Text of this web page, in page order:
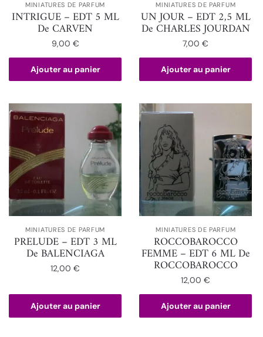
MINIATURES DE PARFUM
INTRIGUE – EDT 5 ML
De CARVEN
9,00 €
Ajouter au panier
MINIATURES DE PARFUM
UN JOUR – EDT 2,5 ML
De CHARLES JOURDAN
7,00€
Ajouter au panier
MINIATURES DE PARFUM
PRELUDE – EDT 3 ML
De BALENCIAGA
12,00€
Ajouter au panier
MINIATURES DE PARFUM
ROCCOBAROCCO
FEMME – EDT 6 ML De
ROCCOBAROCCO
12,00€
Ajouter au panier